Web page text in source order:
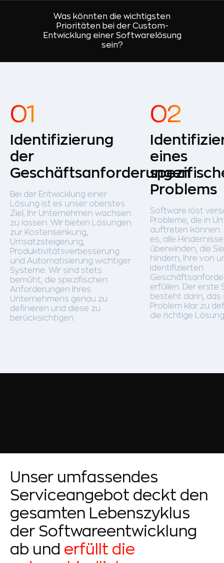
Was könnten die wichtigsten
Prioritäten bei der Custom-
Entwicklung einer Softwarelösung
sein?
Identifizierung
der
Geschäftsanforderungen
Bei der Entwicklung einer
Lösung ist es unser oberstes
Ziel, Ihr Unternehmen wachsen
zu lassen. Wir bieten Lösungen
zur Kostensenkung,
Umsatzsteigerung,
Produktivitätsverbesserung
und Automatisierung wichtiger
Systeme. Wir sind stets
bemüht, die spezifischen
Anforderungen Ihres
Unternehmens genau zu
definieren und diese zu
berücksichtigen.
eines
Problems
Software löst
Probleme, die in
auftreten können.
es, alle
überwinden, die
hindern, Ihre von
identifizierten
erfüllen. Der erste
besteht darin, das
Problem klar zu
die richtige
Unser umfassendes
Serviceangebot deckt den
gesamten Lebenszyklus
der Softwareentwicklung
ab und erfüllt die